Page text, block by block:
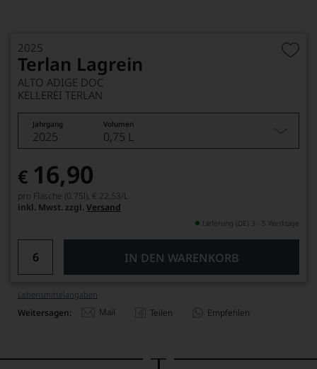
2025
Terlan Lagrein
ALTO ADIGE DOC
KELLEREI TERLAN
Jahrgang Volumen
2025 0,75 L
€ 16,90
pro Flasche (0.75l), € 22,53/L
inkl. Mwst. zzgl. Versand
Lieferung (DE) 3 - 5 Werktage
IN DEN WARENKORB
Lebensmittel­angaben
Weitersagen: Mail Teilen Empfehlen